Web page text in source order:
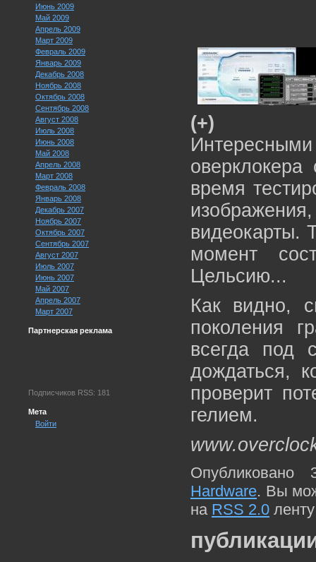
Июнь 2009
Май 2009
Апрель 2009
Март 2009
Февраль 2009
Январь 2009
Декабрь 2008
Ноябрь 2008
Октябрь 2008
Сентябрь 2008
Август 2008
Июль 2008
Июнь 2008
Май 2008
Апрель 2008
Март 2008
Февраль 2008
Январь 2008
Декабрь 2007
Ноябрь 2007
Октябрь 2007
Сентябрь 2007
Август 2007
Июль 2007
Июнь 2007
Май 2007
Апрель 2007
Март 2007
Партнерская реклама
Подписчиков RSS: 181
Мета
Войти
(+)
время
видеокарты.
момент
Цельсию...
Как видно,
поколения
всегда под
дождаться,
проверит
гелием.
Hardware. Вы
на RSS 2.0